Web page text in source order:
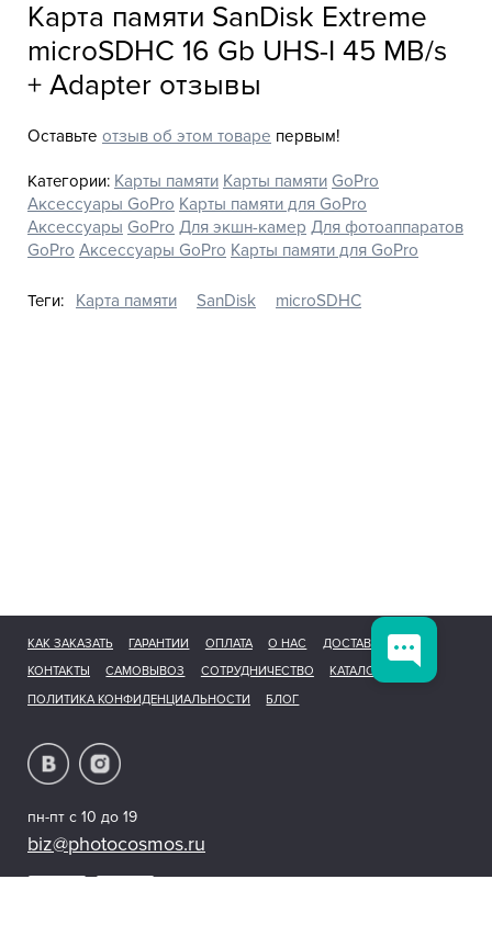
Карта памяти SanDisk Extreme
microSDHC 16 Gb UHS-I 45 MB/s
+ Adapter отзывы
Оставьте отзыв об этом товаре первым!
Категории: Карты памяти Карты памяти GoPro
Аксессуары GoPro Карты памяти для GoPro
Аксессуары GoPro Для экшн-камер Для фотоаппаратов
GoPro Аксессуары GoPro Карты памяти для GoPro
Теги: Карта памяти SanDisk microSDHC
КАК ЗАКАЗАТЬ ГАРАНТИИ ОПЛАТА О НАС
ДОСТАВКА
КОНТАКТЫ
САМОВЫВОЗ СОТРУДНИЧЕСТВО
КАТАЛОГ
ПОЛИТИКА КОНФИДЕНЦИАЛЬНОСТИ
БЛОГ
пн-пт с 10 до 19
biz@photocosmos.ru